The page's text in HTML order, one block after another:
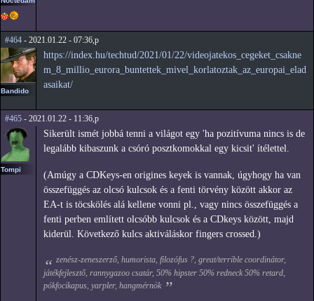
#464 - 2021.01.22 - 07:36,p
Bandido
https://index.hu/techtud/2021/01/22/videojatekos_cegeket_csakne
m_8_millio_eurora_buntettek_mivel_korlatoztak_az_europai_elad
asaikat/
#465 - 2021.01.22 - 11:36,p
Tompi
Sikerült ismét jobbá tenni a világot egy 'ha pozitívuma nincs is de
legalább kibaszunk a csóró posztkomokkal egy kicsit' ítélettel.
(Amúgy a CDKeys-en origines keyek is vannak, úgyhogy ha van
összefüggés az olcsó kulcsok és a fenti törvény között akkor az
EA-t is töcskölés alá kellene vonni pl., vagy nincs összefüggés a
fenti perben említett olcsóbb kulcsok és a CDkeys között, majd
kiderül. Következő kulcs aktiváláskor fingers crossed.)
zenész-zeneszerző, humorista, filozófus ?, great/terrible coordinátor,
játékfejlesztő, rannygazoo csatár, 50% hipster 50% redneck 50% retard,
pókfocikapus, yarpler, hangmérnök